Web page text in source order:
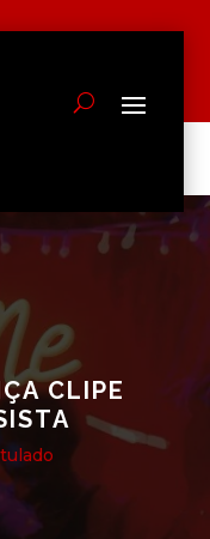
CLIPE